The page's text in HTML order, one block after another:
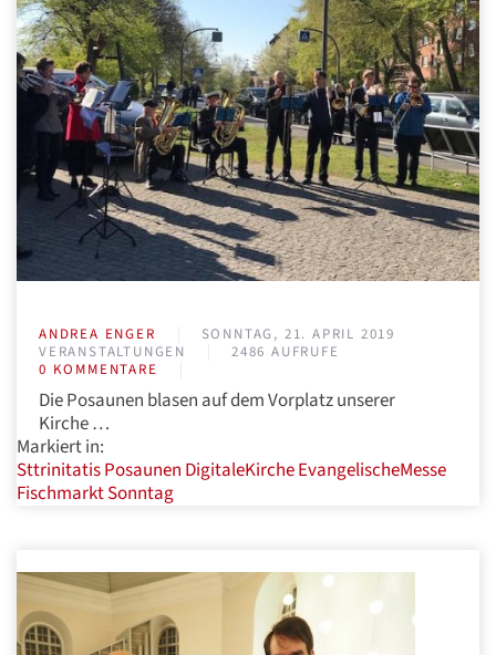
ANDREA ENGER
SONNTAG, 21. APRIL 2019
VERANSTALTUNGEN
2486 AUFRUFE
0 KOMMENTARE
Die Posaunen blasen auf dem Vorplatz unserer
Kirche …
Markiert in:
SttrinitatisPosaunen DigitaleKircheEvangelischeMesse
FischmarktSonntag